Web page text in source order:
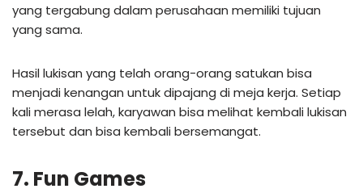
yang tergabung dalam perusahaan memiliki tujuan
yang sama.
Hasil lukisan yang telah orang-orang satukan bisa
menjadi kenangan untuk dipajang di meja kerja. Setiap
kali merasa lelah, karyawan bisa melihat kembali lukisan
tersebut dan bisa kembali bersemangat.
7. Fun Games